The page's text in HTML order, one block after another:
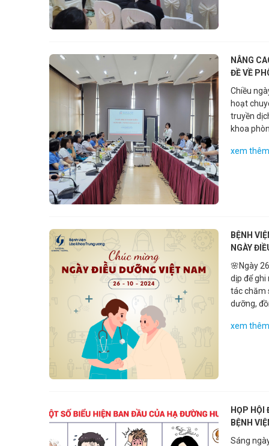
giúp
NÂNG
ĐỀ VỀ
Chiều
hoạt
truyền
khoa
truyền
xem
BỆNH
NGÀY
🌸Ngày
dịp để
tác chăm
dưỡng,
xem
HỌP HỘI
BỆNH
Sáng